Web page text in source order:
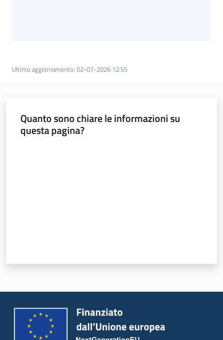
Argomenti
Servizi
Leggi atti bandi
Ultimo aggiornamento: 02-07-2026 12:55
Quanto sono chiare le informazioni su
questa pagina?